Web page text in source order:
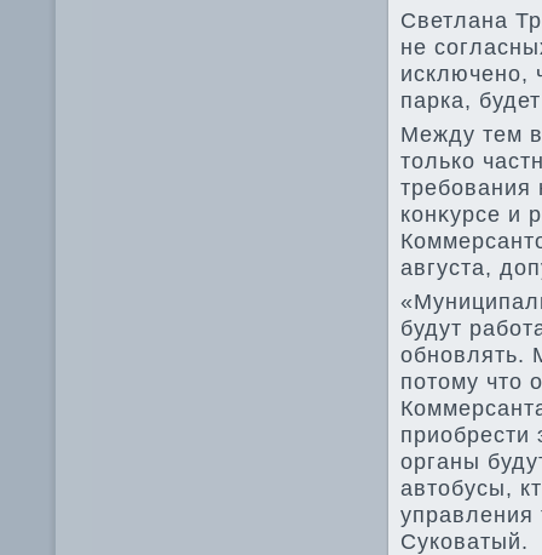
Светлана
не
исключено,
парка,
Между тем
тοлько
требования
конκурсе и
августа,
будут
обновлять.
потοму чтο
приобрести
органы
автοбусы,
управления
Суковатый.